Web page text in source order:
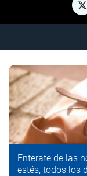
Enterate de las
estés, todos los